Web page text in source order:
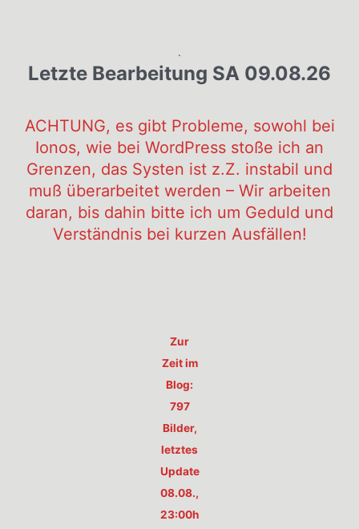
.
Letzte Bearbeitung SA 09.08.26
ACHTUNG, es gibt Probleme, sowohl bei
Ionos, wie bei WordPress stoße ich an
Grenzen, das Systen ist z.Z. instabil und
muß überarbeitet werden – Wir arbeiten
daran, bis dahin bitte ich um Geduld und
Verständnis bei kurzen Ausfällen!
Zur
Zeit im
Blog:
797
Bilder,
letztes
Update
08.08.,
23:00h